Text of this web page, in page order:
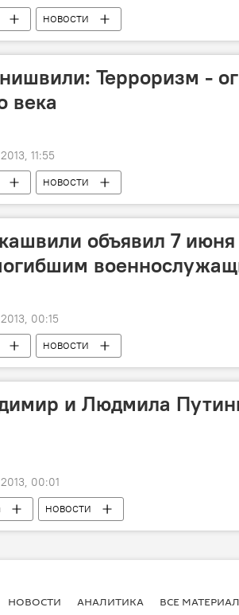
НОВОСТИ
Терроризм -
века
11:55
НОВОСТИ
объявил 7
00:15
НОВОСТИ
и Людмила
00:01
НОВОСТИ
НОВОСТИ АНАЛИТИКА ВСЕ